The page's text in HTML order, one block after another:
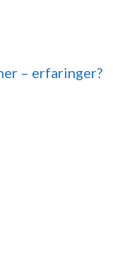
– erfaringer?